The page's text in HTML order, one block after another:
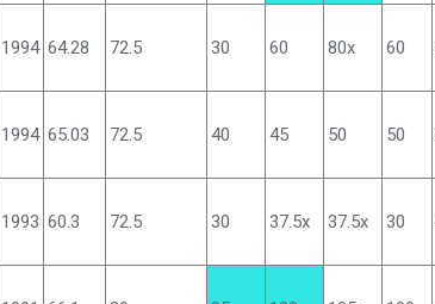
1994 64.28 72.5 30 60 80x 60
1994 65.03 72.5 40 45 50 50
1993 60.3 72.5 30 37.5x 37.5x 30